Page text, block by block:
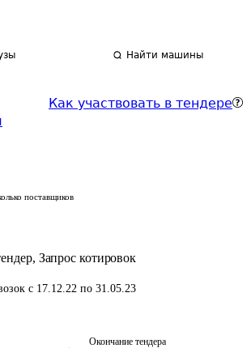
Найти машины
Как участвовать в тендере
поставщиков
, Запрос котировок
с 17.12.22 по 31.05.23
Окончание тендера